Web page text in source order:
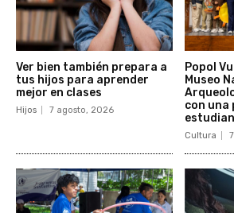
Ver bien también prepara a
tus hijos para aprender
mejor en clases
Hijos 7 agosto, 2026
Popol
Museo
con una
Cultura